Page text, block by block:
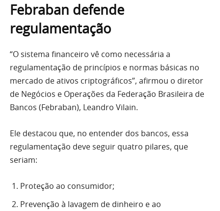
Febraban defende
regulamentação
“O sistema financeiro vê como necessária a
regulamentação de princípios e normas básicas no
mercado de ativos criptográficos”, afirmou o diretor
de Negócios e Operações da Federação Brasileira de
Bancos (Febraban), Leandro Vilain.
Ele destacou que, no entender dos bancos, essa
regulamentação deve seguir quatro pilares, que
seriam:
Proteção ao consumidor;
Prevenção à lavagem de dinheiro e ao